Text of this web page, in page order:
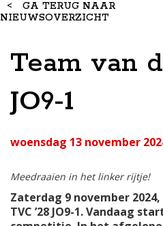
< GA TERUG NAAR
NIEUWSOVERZICHT
Team van
JO9-1
woensdag 13 november
Meedraaien in het linker rijtje!
Zaterdag 9 november
TVC ’28 JO9-1. Vandaag